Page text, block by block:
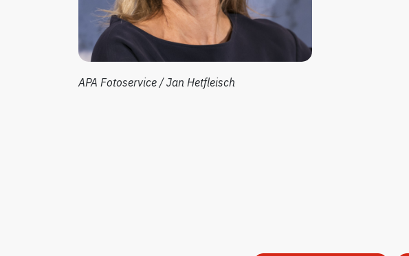
APA Fotoservice / Jan Hetfleisch